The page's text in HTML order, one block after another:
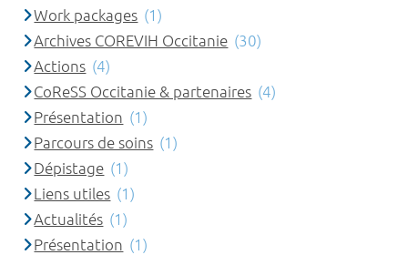
Work packages (1)
Archives COREVIH Occitanie (30)
Actions (4)
CoReSS Occitanie & partenaires (4)
Présentation (1)
Parcours de soins (1)
Dépistage (1)
Liens utiles (1)
Actualités (1)
Présentation (1)